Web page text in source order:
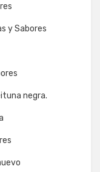
y Sabores
negra.